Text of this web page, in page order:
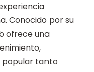
Conocido por su
ofrece una
popular tanto